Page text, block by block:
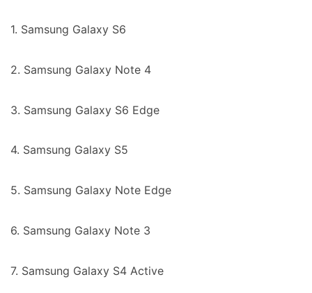
1. Samsung Galaxy S6
2. Samsung Galaxy Note 4
3. Samsung Galaxy S6 Edge
4. Samsung Galaxy S5
5. Samsung Galaxy Note Edge
6. Samsung Galaxy Note 3
7. Samsung Galaxy S4 Active